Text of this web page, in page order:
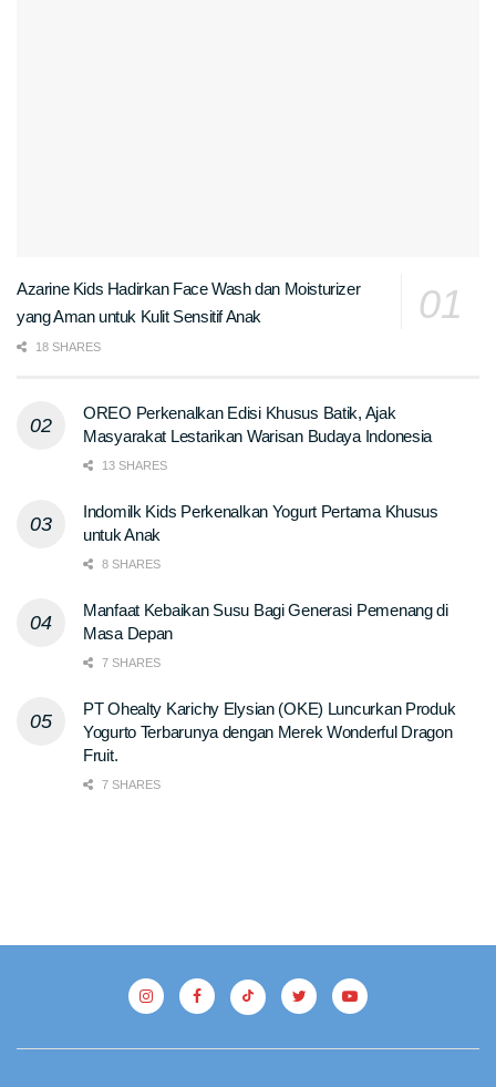
Azarine Kids Hadirkan Face Wash dan Moisturizer
yang Aman untuk Kulit Sensitif Anak
18 SHARES
OREO Perkenalkan Edisi Khusus Batik, Ajak
Masyarakat Lestarikan Warisan Budaya Indonesia
13 SHARES
Indomilk Kids Perkenalkan Yogurt Pertama Khusus
untuk Anak
8 SHARES
Manfaat Kebaikan Susu Bagi Generasi Pemenang di
Masa Depan
7 SHARES
PT Ohealty Karichy Elysian (OKE) Luncurkan Produk
Yogurto Terbarunya dengan Merek Wonderful Dragon
Fruit.
7 SHARES